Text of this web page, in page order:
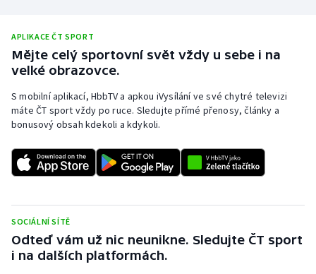
APLIKACE ČT SPORT
Mějte celý sportovní svět vždy u sebe i na
velké obrazovce.
S mobilní aplikací, HbbTV a apkou iVysílání ve své chytré televizi
máte ČT sport vždy po ruce. Sledujte přímé přenosy, články a
bonusový obsah kdekoli a kdykoli.
SOCIÁLNÍ SÍTĚ
Odteď vám už nic neunikne. Sledujte ČT sport
i na dalších platformách.